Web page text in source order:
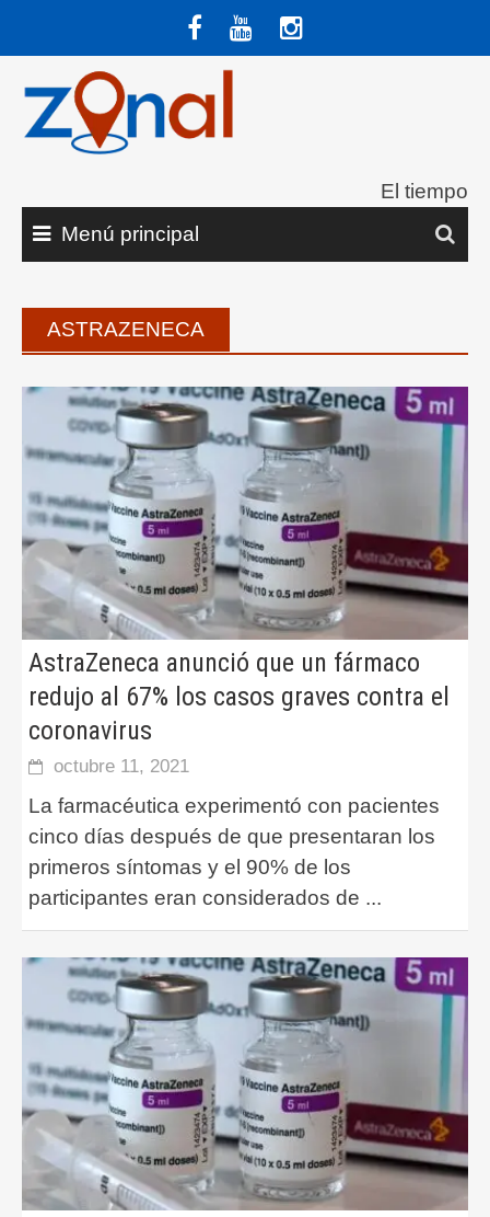
contenido
El tiempo
Menú principal
ASTRAZENECA
AstraZeneca anunció que un fármaco
redujo al 67% los casos graves contra el
coronavirus
octubre 11, 2021
La farmacéutica experimentó con pacientes
cinco días después de que presentaran los
primeros síntomas y el 90% de los
participantes eran considerados de ...